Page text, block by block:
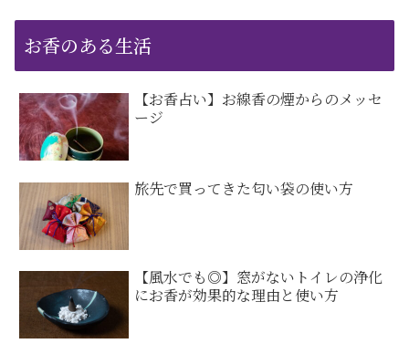
お香のある生活
【お香占い】お線香の煙からのメッセ
ージ
旅先で買ってきた匂い袋の使い方
【風水でも◎】窓がないトイレの浄化
にお香が効果的な理由と使い方